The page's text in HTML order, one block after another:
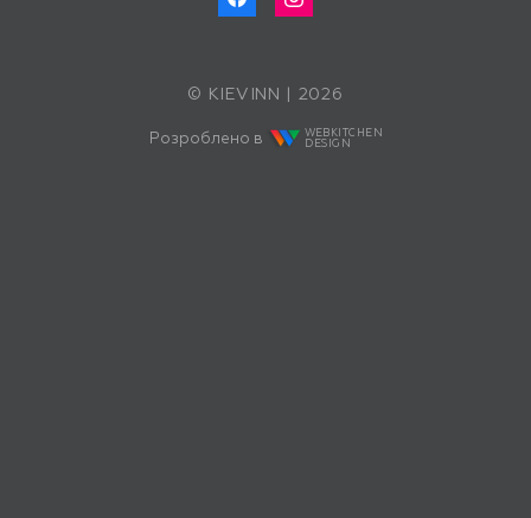
© KIEVINN | 2026
Розроблено в
WEBKITCHEN
DESIGN